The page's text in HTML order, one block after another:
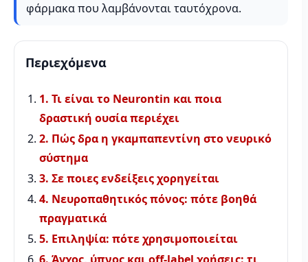
φάρμακα που λαμβάνονται ταυτόχρονα.
Περιεχόμενα
1. Τι είναι το Neurontin και ποια
δραστική ουσία περιέχει
2. Πώς δρα η γκαμπαπεντίνη στο νευρικό
σύστημα
3. Σε ποιες ενδείξεις χορηγείται
4. Νευροπαθητικός πόνος: πότε βοηθά
πραγματικά
5. Επιληψία: πότε χρησιμοποιείται